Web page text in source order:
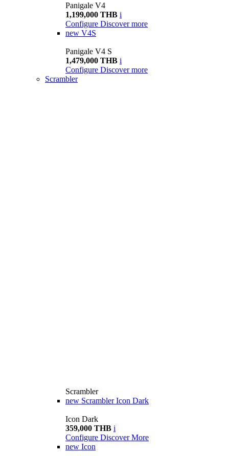
Panigale V4
1,199,000 THB i
Configure Discover more
new V4S
Panigale V4 S
1,479,000 THB i
Configure Discover more
Scrambler
Scrambler
new Scrambler Icon Dark
Icon Dark
359,000 THB i
Configure Discover More
new Icon